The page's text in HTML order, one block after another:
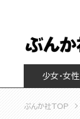
少女・女性
ぶんか社TOP